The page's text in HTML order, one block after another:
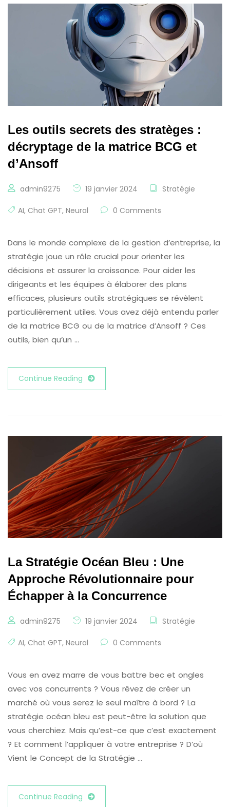
Les outils secrets des stratèges :
décryptage de la matrice BCG et
d’Ansoff
admin9275 19 janvier 2024 Stratégie
AI, Chat GPT, Neural 0 Comments
Dans le monde complexe de la gestion d’entreprise, la
stratégie joue un rôle crucial pour orienter les
décisions et assurer la croissance. Pour aider les
dirigeants et les équipes à élaborer des plans
efficaces, plusieurs outils stratégiques se révèlent
particulièrement utiles. Vous avez déjà entendu parler
de la matrice BCG ou de la matrice d’Ansoff ? Ces
outils, bien qu’un …
Continue Reading
La Stratégie Océan Bleu : Une
Approche Révolutionnaire pour
Échapper à la Concurrence
admin9275 19 janvier 2024 Stratégie
AI, Chat GPT, Neural 0 Comments
Vous en avez marre de vous battre bec et ongles
avec vos concurrents ? Vous rêvez de créer un
marché où vous serez le seul maître à bord ? La
stratégie océan bleu est peut-être la solution que
vous cherchiez. Mais qu’est-ce que c’est exactement
? Et comment l’appliquer à votre entreprise ? D’où
Vient le Concept de la Stratégie …
Continue Reading